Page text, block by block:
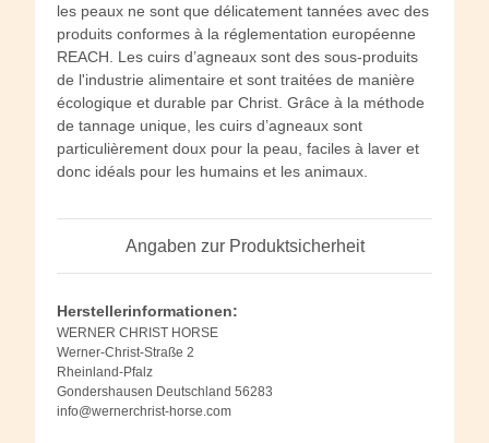
les peaux ne sont que délicatement tannées avec des
produits conformes à la réglementation européenne
REACH. Les cuirs d’agneaux sont des sous-produits
de l'industrie alimentaire et sont traitées de manière
écologique et durable par Christ. Grâce à la méthode
de tannage unique, les cuirs d’agneaux sont
particulièrement doux pour la peau, faciles à laver et
donc idéals pour les humains et les animaux.
Angaben zur Produktsicherheit
Herstellerinformationen:
WERNER CHRIST HORSE
Werner-Christ-Straße 2
Rheinland-Pfalz
Gondershausen Deutschland 56283
info@wernerchrist-horse.com